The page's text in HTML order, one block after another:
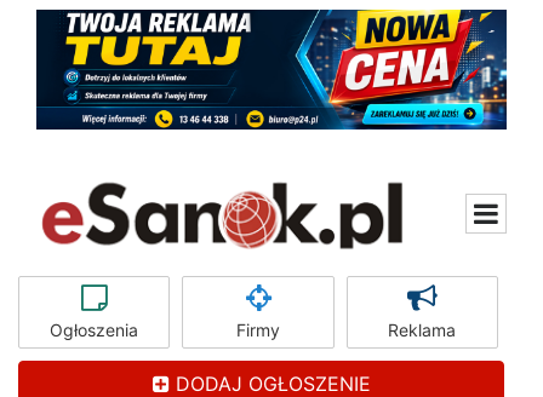
Ogłoszenia Firmy Reklama
DODAJ OGŁOSZENIE